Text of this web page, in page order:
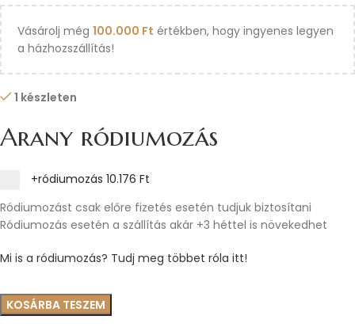
Vásárolj még 100.000 Ft értékben, hogy ingyenes legyen
a házhozszállítás!
1 készleten
Arany ródiumozás
+ródiumozás 10.176 Ft
Ródiumozást csak előre fizetés esetén tudjuk biztosítani
Ródiumozás esetén a szállítás akár +3 héttel is növekedhet
Mi is a ródiumozás? Tudj meg többet róla itt!
KOSÁRBA TESZEM